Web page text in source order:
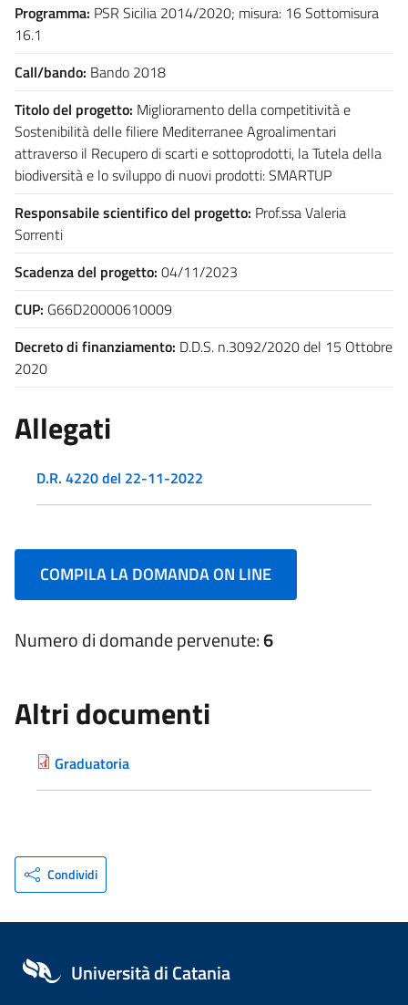
Programma: PSR Sicilia 2014/2020; misura: 16 Sottomisura
16.1
Call/bando: Bando 2018
Titolo del progetto: Miglioramento della competitività e
Sostenibilità delle filiere Mediterranee Agroalimentari
attraverso il Recupero di scarti e sottoprodotti, la Tutela della
biodiversità e lo sviluppo di nuovi prodotti: SMARTUP
Responsabile scientifico del progetto: Prof.ssa Valeria
Sorrenti
Scadenza del progetto: 04/11/2023
CUP: G66D20000610009
Decreto di finanziamento: D.D.S. n.3092/2020 del 15 Ottobre
2020
Allegati
D.R. 4220 del 22-11-2022
COMPILA LA DOMANDA ON LINE
Numero di domande pervenute:6
Altri documenti
Graduatoria
Condividi
Università di Catania